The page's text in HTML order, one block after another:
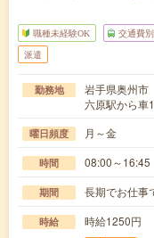
職種未経験OK 交通費
派遣
勤務地
岩手県奥州市
六原駅から車
曜日頻度 月～金
時間 08:00～16:45
期間 長期でお仕事
時給 時給1250円